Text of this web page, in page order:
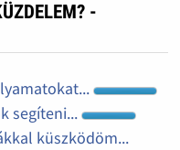
-
segíteni...
küszködöm...